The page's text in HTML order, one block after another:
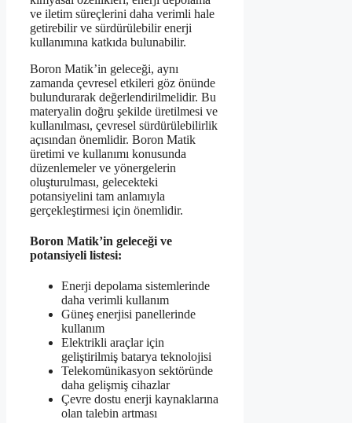
ve iletim süreçlerini daha verimli hale
getirebilir ve sürdürülebilir enerji
kullanımına katkıda bulunabilir.
Boron Matik’in geleceği, aynı
zamanda çevresel etkileri göz önünde
bulundurarak değerlendirilmelidir. Bu
materyalin doğru şekilde üretilmesi ve
kullanılması, çevresel sürdürülebilirlik
açısından önemlidir. Boron Matik
üretimi ve kullanımı konusunda
düzenlemeler ve yönergelerin
oluşturulması, gelecekteki
potansiyelini tam anlamıyla
gerçekleştirmesi için önemlidir.
Boron Matik’in geleceği ve
potansiyeli listesi:
Enerji depolama sistemlerinde
daha verimli kullanım
Güneş enerjisi panellerinde
kullanım
Elektrikli araçlar için
geliştirilmiş batarya teknolojisi
Telekomünikasyon sektöründe
daha gelişmiş cihazlar
Çevre dostu enerji kaynaklarına
olan talebin artması